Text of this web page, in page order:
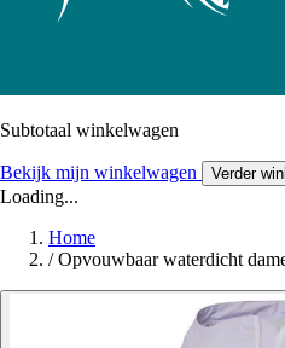
Subtotaal winkelwagen
Bekijk mijn winkelwagen Verder
Loading...
Home
/ Opvouwbaar waterdicht